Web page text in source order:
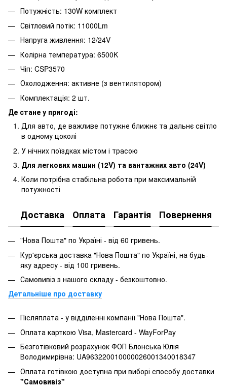
Потужність: 130W комплект
Світловий потік: 11000Lm
Напруга живлення: 12/24V
Колірна температура: 6500K
Чіп: CSP3570
Охолодження: активне (з вентилятором)
Комплектація: 2 шт.
Де стане у пригоді:
Для авто, де важливе потужне ближнє та дальнє світло
в одному цоколі
У нічних поїздках містом і трасою
Для легкових машин (12V) та вантажних авто (24V)
Коли потрібна стабільна робота при максимальній
потужності
Доставка Оплата Гарантія Повернення
"Нова Пошта" по Україні - від 60 гривень.
Кур'єрська доставка "Нова Пошта" по Україні, на будь-
яку адресу - від 100 гривень.
Самовивіз з нашого складу - безкоштовно.
Детальніше про доставку
Післяплата - у відділенні компанії "Нова Пошта".
Оплата карткою Visa, Mastercard - WayForPay
Безготівковий розрахунок ФОП Блонська Юлія
Володимирівна: UA963220010000026001340018347
Оплата готівкою доступна при виборі способу доставки
"Самовивіз"